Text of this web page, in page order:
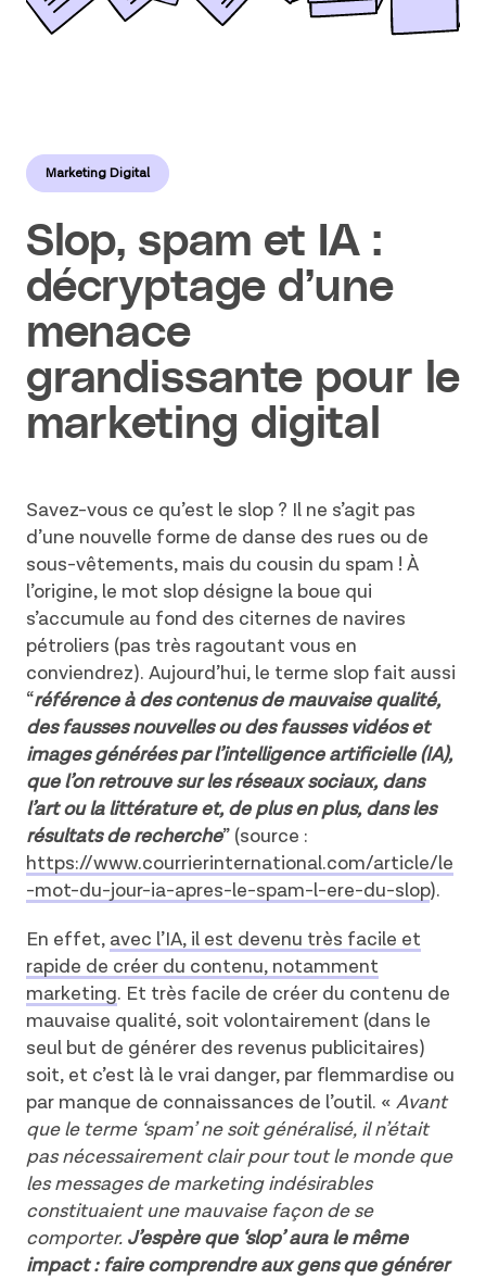
Marketing Digital
Slop, spam et IA :
décryptage d’une
menace
grandissante pour le
marketing digital
Savez-vous ce qu’est le slop ? Il ne s’agit pas
d’une nouvelle forme de danse des rues ou de
sous-vêtements, mais du cousin du spam ! À
l’origine, le mot slop désigne la boue qui
s’accumule au fond des citernes de navires
pétroliers (pas très ragoutant vous en
conviendrez). Aujourd’hui, le terme slop fait aussi
“référence à des contenus de mauvaise qualité,
des fausses nouvelles ou des fausses vidéos et
images générées par l’intelligence artificielle (IA),
que l’on retrouve sur les réseaux sociaux, dans
l’art ou la littérature et, de plus en plus, dans les
résultats de recherche” (source :
https://www.courrierinternational.com/article/le
-mot-du-jour-ia-apres-le-spam-l-ere-du-slop).
En effet, avec l’IA, il est devenu très facile et
rapide de créer du contenu, notamment
marketing. Et très facile de créer du contenu de
mauvaise qualité, soit volontairement (dans le
seul but de générer des revenus publicitaires)
soit, et c’est là le vrai danger, par flemmardise ou
par manque de connaissances de l’outil. « Avant
que le terme ‘spam’ ne soit généralisé, il n’était
pas nécessairement clair pour tout le monde que
les messages de marketing indésirables
constituaient une mauvaise façon de se
comporter. J’espère que ‘slop’ aura le même
impact : faire comprendre aux gens que générer